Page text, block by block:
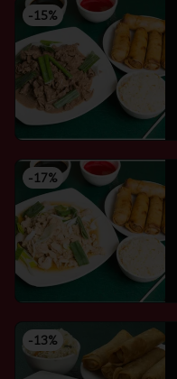
-15%
-17%
-13%